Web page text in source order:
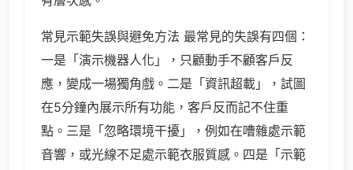
常見示範失誤與避免方法 最常見的失誤有四個：
一是「演示機器人化」，只顧動手不顧客戶反
應，變成一場獨角戲。二是「資訊超載」，試圖
在5分鐘內展示所有功能，客戶反而記不住重
點。三是「忽略環境干擾」，例如在嘈雜處示範
音響，或光線不足處示範衣服質感。四是「示範